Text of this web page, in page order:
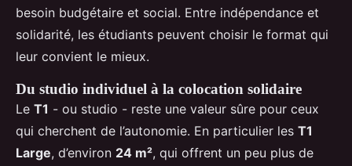
besoin budgétaire et social. Entre indépendance et
solidarité, les étudiants peuvent choisir le format qui
leur convient le mieux.
Du studio individuel à la colocation solidaire
Le T1 - ou studio - reste une valeur sûre pour ceux
qui cherchent de l’autonomie. En particulier les T1
Large, d’environ 24 m², qui offrent un peu plus de